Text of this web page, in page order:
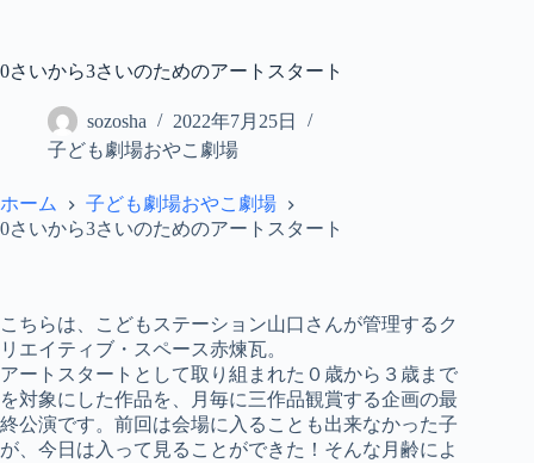
テ
ン
ッ
プ
0さいから3さいのためのアートスタート
sozosha
2022年7月25日
子ども劇場おやこ劇場
ホーム
子ども劇場おやこ劇場
0さいから3さいのためのアートスタート
こちらは、こどもステーション山口さんが管理するク
リエイティブ・スペース赤煉瓦。
アートスタートとして取り組まれた０歳から３歳まで
を対象にした作品を、月毎に三作品観賞する企画の最
終公演です。前回は会場に入ることも出来なかった子
が、今日は入って見ることができた！そんな月齢によ